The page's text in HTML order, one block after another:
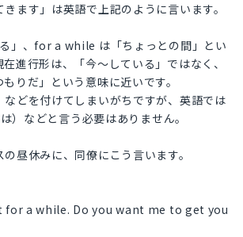
きます」は英語で上記のように言います。
」、for a while は「ちょっとの間」とい
進行形は、「今～している」ではなく、
もりだ」という意味に近いです。
などを付けてしまいがちですが、英語では
）などと言う必要はありません。
昼休みに、同僚にこう言います。
for a while. Do you want me to get you